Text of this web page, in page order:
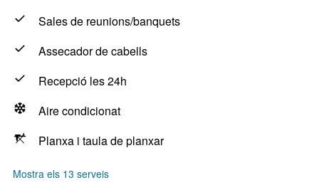
Sales de reunions/banquets
Assecador de cabells
Recepció les 24h
Aire condicionat
Planxa i taula de planxar
Mostra els 13 serveis